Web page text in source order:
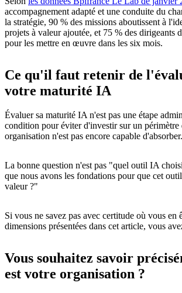
accompagnement adapté et une conduite du
la stratégie, 90 % des missions aboutissent à
projets à valeur ajoutée, et 75 % des dirigeants
pour les mettre en œuvre dans les six mois.
Ce qu'il faut retenir de
votre maturité IA
Évaluer sa maturité IA n'est pas une étape
condition pour éviter d'investir sur un périmètre
organisation n'est pas encore capable d'absorber.
La bonne question n'est pas "quel outil IA
que nous avons les fondations pour que cet
valeur ?"
Si vous ne savez pas avec certitude où vous en
dimensions présentées dans cet article, vous
Vous souhaitez savoir
est votre organisation ?